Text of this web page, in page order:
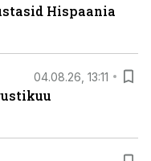
Hispaania
04.08.26, 13:11